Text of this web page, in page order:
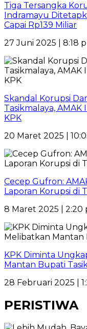
Tiga Tersangka
Indramayu
Capai Rp139 Miliar
27 Juni 2025 | 8:18
Skandal Korupsi
Tasikmalaya,
KPK
20 Maret 2025 |
Cecep Gufron:
Laporan Korupsi di
8 Maret 2025 | 2:20
KPK Diminta
Mantan Bupati
28 Februari 2025 |
PERISTIWA